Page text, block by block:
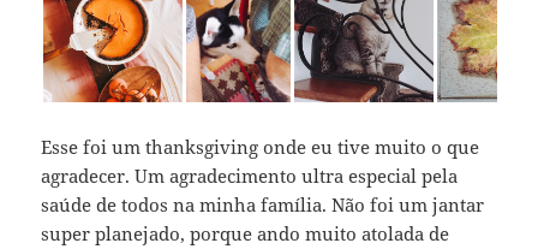
Esse foi um thanksgiving onde eu tive muito o que
agradecer. Um agradecimento ultra especial pela
saúde de todos na minha família. Não foi um jantar
super planejado, porque ando muito atolada de